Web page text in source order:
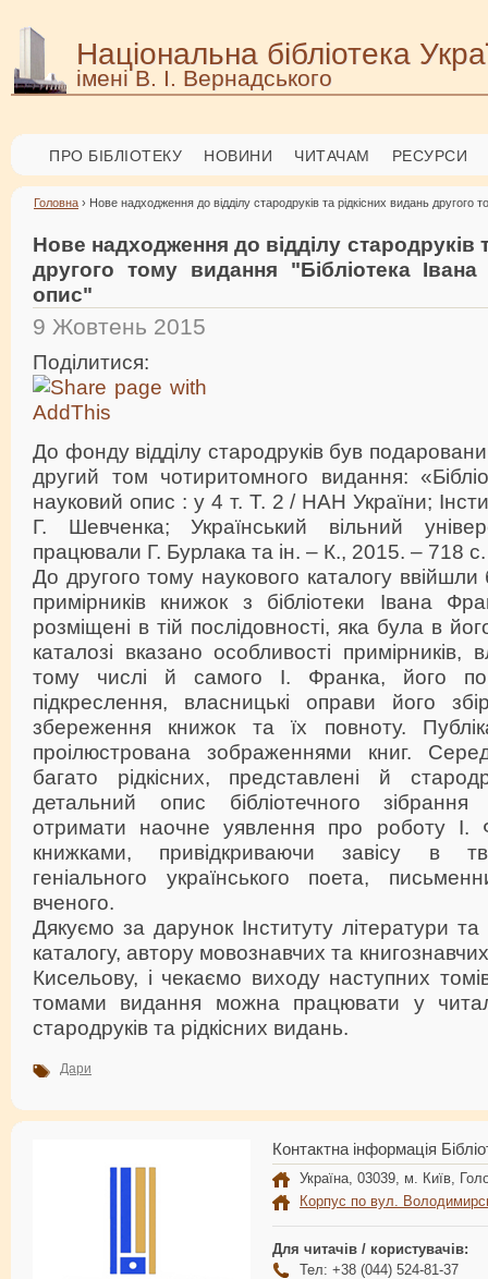
Національна бібліотека
імені В. І. Вернадського
ПРО БІБЛІОТЕКУ НОВИНИ ЧИТАЧАМ РЕСУРСИ
Головна › Нове надходження до відділу стародруків та рідкісних видань
Нове надходження до відділу стародруків
другого тому видання "Бібліотека
опис"
9 Жовтень 2015
Поділитися:
До фонду відділу стародруків був
другий том чотиритомного видання:
науковий опис : у 4 т. Т. 2 / НАН України;
Г. Шевченка; Український вільний
працювали Г. Бурлака та ін. – К., 2015. – 718 с.
До другого тому наукового каталогу ввійшли
примірників книжок з бібліотеки Івана
розміщені в тій послідовності, яка була в
каталозі вказано особливості примірників,
тому числі й самого І. Франка, його
підкреслення, власницькі оправи його
збереження книжок та їх повноту.
проілюстрована зображеннями книг.
багато рідкісних, представлені й
детальний опис бібліотечного
отримати наочне уявлення про роботу І.
книжками, привідкриваючи завісу в
геніального українського поета,
вченого.
Дякуємо за дарунок Інституту літератури та
каталогу, автору мовознавчих та
Кисельову, і чекаємо виходу наступних
томами видання можна працювати у
стародруків та рідкісних видань.
Дари
Контактна інформація
Україна, 03039, м. Київ,
Корпус по вул.
Для читачів / користувачів:
Тел: +38 (044) 524-81-37